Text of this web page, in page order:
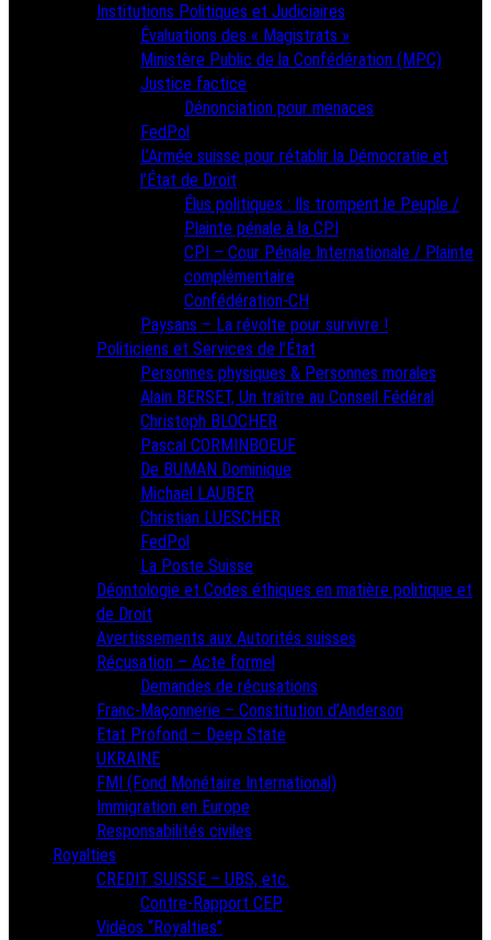
Institutions Politiques et Judiciaires
Évaluations des « Magistrats »
Ministère Public de la Confédération (MPC)
Justice factice
Dénonciation pour menaces
FedPol
L’Armée suisse pour rétablir la Démocratie et
l’État de Droit
Élus politiques : Ils trompent le Peuple /
Plainte pénale à la CPI
CPI – Cour Pénale Internationale / Plainte
complémentaire
Confédération-CH
Paysans – La révolte pour survivre !
Politiciens et Services de l’État
Personnes physiques & Personnes morales
Alain BERSET, Un traître au Conseil Fédéral
Christoph BLOCHER
Pascal CORMINBOEUF
De BUMAN Dominique
Michael LAUBER
Christian LUESCHER
FedPol
La Poste Suisse
Déontologie et Codes éthiques en matière politique et
de Droit
Avertissements aux Autorités suisses
Récusation – Acte formel
Demandes de récusations
Franc-Maçonnerie – Constitution d’Anderson
Etat Profond – Deep State
UKRAINE
FMI (Fond Monétaire International)
Immigration en Europe
Responsabilités civiles
Royalties
CREDIT SUISSE – UBS, etc.
Contre-Rapport CEP
Vidéos “Royalties”